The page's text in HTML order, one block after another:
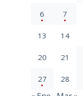
6 7
13 14
20 21
27 28